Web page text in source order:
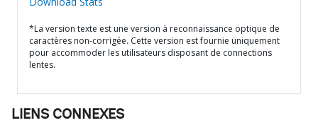
*La version texte est une version à reconnaissance optique de
caractères non-corrigée. Cette version est fournie uniquement
pour accommoder les utilisateurs disposant de connections
lentes.
LIENS CONNEXES